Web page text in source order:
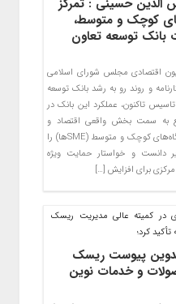
کوچک و متوسط،
بانک توسعه تعاون
اقتصادی مجلس شورای اسلامی
و روند رو به رشد بانک توسعه
تاکنون، عملکرد این بانک در
به سمت بخش واقعی اقتصاد و
حمایت از بنگاه‌های کوچک و متوسط (SMEها) را
دانست و خواستار حمایت ویژه
برای افزایش […]
در کمیته عالی مدیریت ریسک
کرد؛
پیوست ریسک
و خدمات نوین